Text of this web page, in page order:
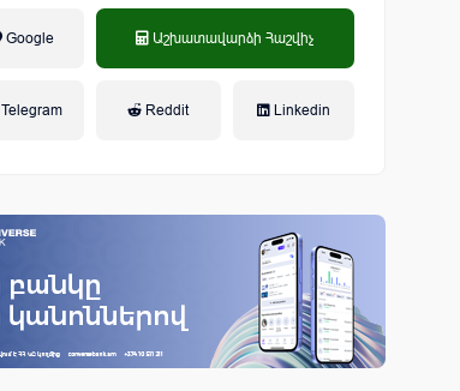
Google Աշխատավարձի Հաշվիչ
Telegram Reddit Linkedin